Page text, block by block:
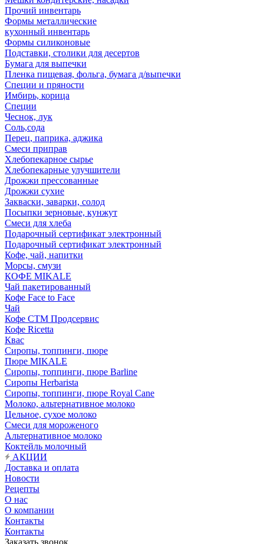
Прочий инвентарь
Формы металлические
кухонный инвентарь
Формы силиконовые
Подставки, столики для десертов
Бумага для выпечки
Пленка пищевая, фольга, бумага д/выпечки
Специи и пряности
Имбирь, корица
Специи
Чеснок, лук
Соль,сода
Перец, паприка, аджика
Смеси приправ
Хлебопекарное сырье
Хлебопекарные улучшители
Дрожжи прессованные
Дрожжи сухие
Закваски, заварки, солод
Посыпки зерновые, кунжут
Смеси для хлеба
Подарочный сертификат электронный
Подарочный сертификат электронный
Кофе, чай, напитки
Морсы, смузи
КОФЕ MIKALE
Чай пакетированный
Кофе Face to Face
Чай
Кофе СТМ Продсервис
Кофе Ricetta
Квас
Сиропы, топпинги, пюре
Пюре MIKALE
Сиропы, топпинги, пюре Barline
Сиропы Herbarista
Сиропы, топпинги, пюре Royal Cane
Молоко, альтернативное молоко
Цельное, сухое молоко
Смеси для мороженого
Альтернативное молоко
Коктейль молочный
АКЦИИ
Доставка и оплата
Новости
Рецепты
О нас
О компании
Контакты
Контакты
Заказать звонок